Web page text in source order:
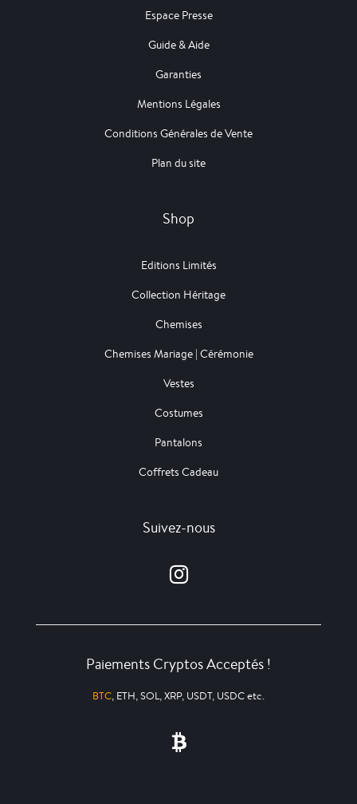
Espace Presse
Guide & Aide
Garanties
Mentions Légales
Conditions Générales de Vente
Plan du site
Shop
Editions Limités
Collection Héritage
Chemises
Chemises Mariage | Cérémonie
Vestes
Costumes
Pantalons
Coffrets Cadeau
Suivez-nous
Paiements Cryptos Acceptés !
BTC, ETH, SOL, XRP, USDT, USDC etc.